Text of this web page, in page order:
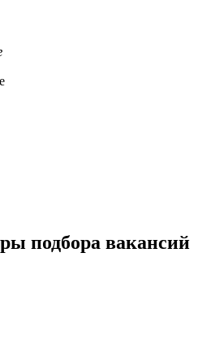
подбора вакансий